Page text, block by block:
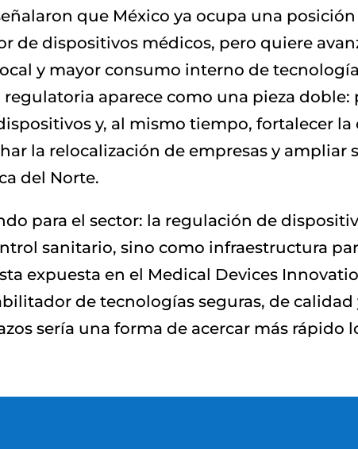
que México ya ocupa una
de dispositivos médicos, pero quiere
y mayor consumo interno de
aparece como una pieza doble:
y, al mismo tiempo, fortalecer
la relocalización de empresas y ampliar
del Norte.
para el sector: la regulación de
sanitario, sino como infraestructura
expuesta en el Medical Devices
de tecnologías seguras, de
sería una forma de acercar más rápido